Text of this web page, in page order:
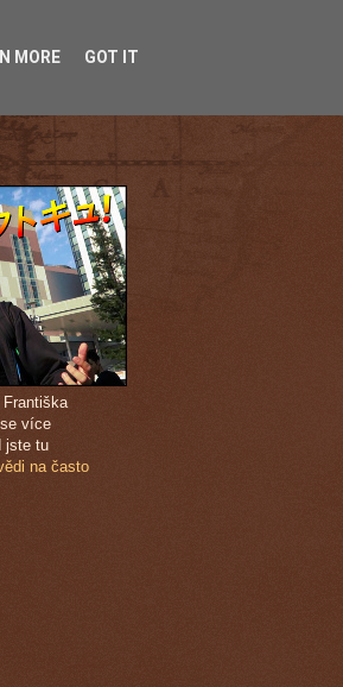
více
jste tu
na často
MORE GOT IT